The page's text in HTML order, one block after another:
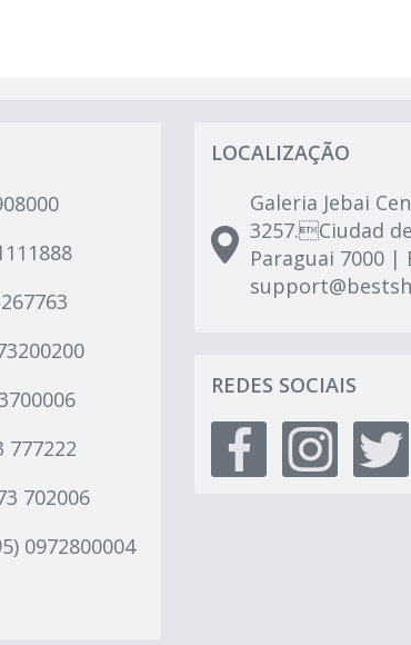
777222
702006
0972800004
LOCALIZAÇÃO
Galeria Jebai
3257.Ciudad
Paraguai 7000 |
REDES SOCIAIS